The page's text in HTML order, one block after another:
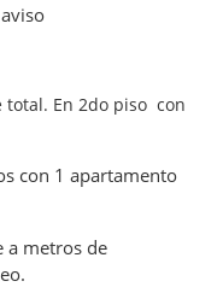
total. En 2do piso con
con 1 apartamento
a metros de